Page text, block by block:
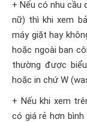
+ Nếu có nhu cầu
nữ) thì khi xem
máy giặt hay
hoặc ngoài ban
thường được
hoặc in chứ W
+ Nếu khi xem
có giá rẻ hơn